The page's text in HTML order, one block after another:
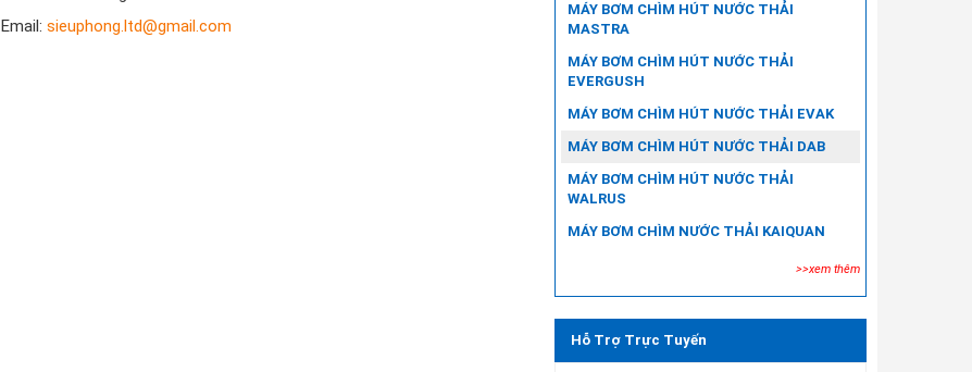
Email:sieuphong.ltd@gmail.com
MÁY BƠM CHÌM HÚT NƯỚC THẢI
MASTRA
MÁY BƠM CHÌM HÚT NƯỚC THẢI
EVERGUSH
MÁY BƠM CHÌM HÚT NƯỚC THẢI EVAK
MÁY BƠM CHÌM HÚT NƯỚC THẢI DAB
MÁY BƠM CHÌM HÚT NƯỚC THẢI
WALRUS
MÁY BƠM CHÌM NƯỚC THẢI KAIQUAN
>>xem thêm
Hỗ Trợ Trực Tuyến